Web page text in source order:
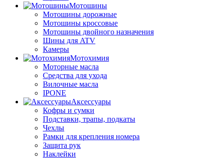
Мотошины
Мотошины дорожные
Мотошины кроссовые
Мотошины двойного назначения
Шины для ATV
Камеры
Мотохимия
Моторные масла
Средства для ухода
Вилочные масла
IPONE
Аксессуары
Кофры и сумки
Подставки, трапы, подкаты
Чехлы
Рамки для крепления номера
Защита рук
Наклейки